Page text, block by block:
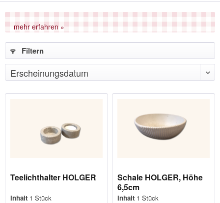
mehr erfahren »
Filtern
Teelichthalter HOLGER
Inhalt 1 Stück
Schale HOLGER, Höhe
6,5cm
Inhalt 1 Stück